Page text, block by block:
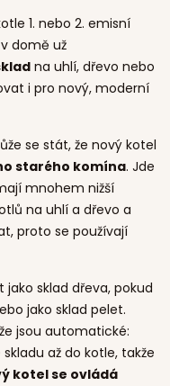
1. nebo 2. emisní
domě už
na uhlí, dřevo nebo
i pro nový, moderní
se stát, že nový kotel
starého komína. Jde
mnohem nižší
na uhlí a dřevo a
proto se používají
sklad dřeva, pokud
jako sklad pelet.
jsou automatické:
až do kotle, takže
kotel se ovládá